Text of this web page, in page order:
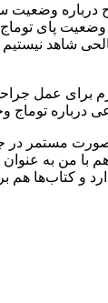
درباره
پای توماج
شاهد
برای عمل
توماج
مستمر
با پدرش و خانواده‌اش هم در
و کتاب‌ها هم